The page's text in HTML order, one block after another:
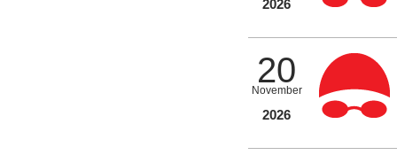
2026
20
November
2026